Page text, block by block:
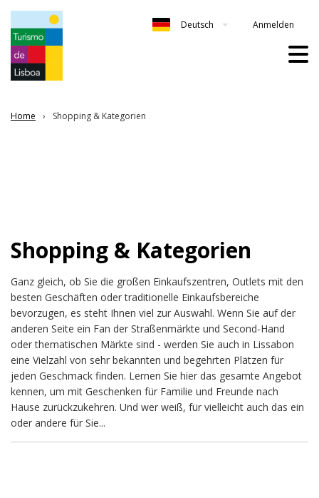
Deutsch Anmelden
Home Shopping & Kategorien
Shopping & Kategorien
Ganz gleich, ob Sie die großen Einkaufszentren, Outlets mit den
besten Geschäften oder traditionelle Einkaufsbereiche
bevorzugen, es steht Ihnen viel zur Auswahl. Wenn Sie auf der
anderen Seite ein Fan der Straßenmärkte und Second-Hand
oder thematischen Märkte sind - werden Sie auch in Lissabon
eine Vielzahl von sehr bekannten und begehrten Plätzen für
jeden Geschmack finden. Lernen Sie hier das gesamte Angebot
kennen, um mit Geschenken für Familie und Freunde nach
Hause zurückzukehren. Und wer weiß, für vielleicht auch das ein
oder andere für Sie...